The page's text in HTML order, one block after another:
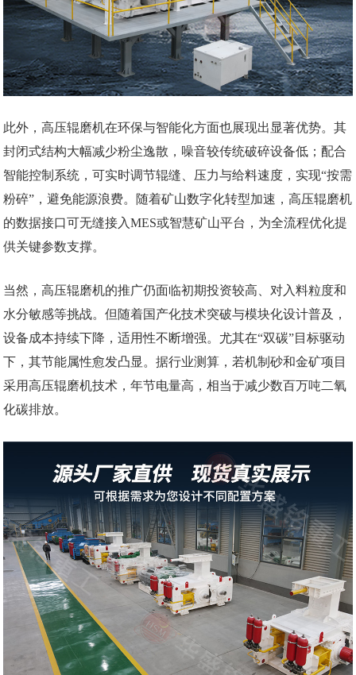
此外，高压辊磨机在环保与智能化方面也展现出显著优势。其
封闭式结构大幅减少粉尘逸散，噪音较传统破碎设备低；配合
智能控制系统，可实时调节辊缝、压力与给料速度，实现“按需
粉碎”，避免能源浪费。随着矿山数字化转型加速，高压辊磨机
的数据接口可无缝接入MES或智慧矿山平台，为全流程优化提
供关键参数支撑。
当然，高压辊磨机的推广仍面临初期投资较高、对入料粒度和
水分敏感等挑战。但随着国产化技术突破与模块化设计普及，
设备成本持续下降，适用性不断增强。尤其在“双碳”目标驱动
下，其节能属性愈发凸显。据行业测算，若机制砂和金矿项目
采用高压辊磨机技术，年节电量高，相当于减少数百万吨二氧
化碳排放。